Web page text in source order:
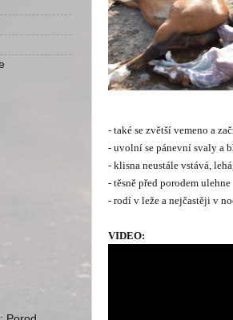
- také se zvětší vemeno a
- uvolní se pánevní svaly a
- klisna neustále vstává,
- těsně před porodem ulehne
- rodí v leže a nejčastěji v
VIDEO: